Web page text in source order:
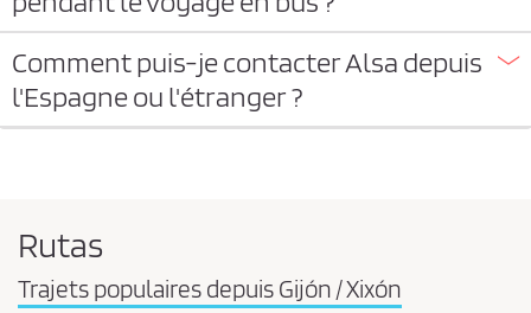
Comment puis-je contacter Alsa depuis
l'Espagne ou l'étranger ?
Rutas
Trajets populaires depuis Gijón / Xixón